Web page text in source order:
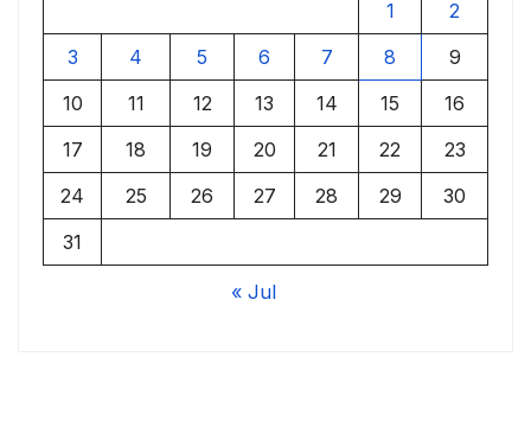
1
2
3
4 5 6 7 8
9
10
11 12 13 14 15
16
17
18 19 20 21 22
23
24
25 26 27 28 29
30
31
« Jul